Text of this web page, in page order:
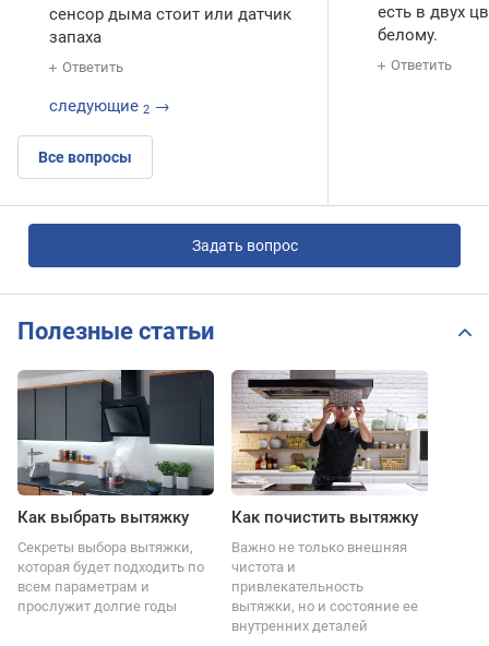
сенсор дыма стоит или датчик
запаха
Ответить
следующие 2 →
Все вопросы
есть в двух
белому.
Ответить
Задать вопрос
Полезные статьи
Как выбрать вытяжку
Секреты выбора вытяжки,
которая будет подходить по
всем параметрам и
прослужит долгие годы
Как почистить вытяжку
Важно не только внешняя
чистота и
привлекательность
вытяжки, но и состояние ее
внутренних деталей